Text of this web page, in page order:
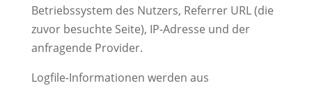
Betriebssystem des Nutzers, Referrer URL (die
zuvor besuchte Seite), IP-Adresse und der
anfragende Provider.
Logfile-Informationen werden aus